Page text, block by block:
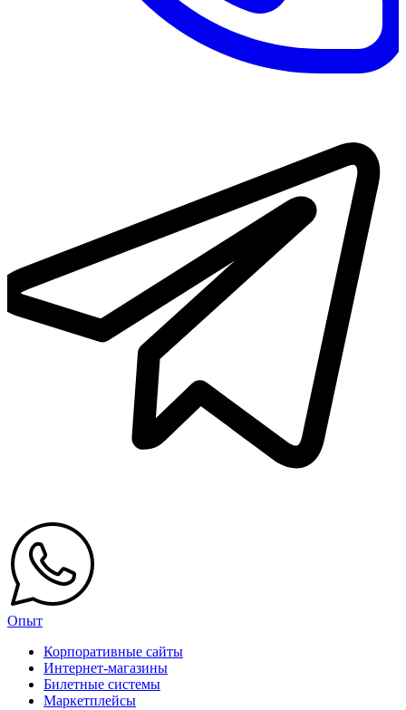
Опыт
Корпоративные сайты
Интернет-магазины
Билетные системы
Маркетплейсы